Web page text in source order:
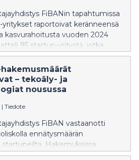
FiBANin tapahtumissa
raportoivat keränneensä
kasvurahoitusta vuoden 2024
95 startup-yritystä, jotka
tapahtumissa sijoittajille
vuoden 2024 aikana.
toteutettiin ensimmäistä kertaa.
– tekoäly- ja
nousussa
| Tiedote
FiBAN vastaanotti
ennätysmäärän
Hakemuksissa
tekoälyyn, kestävään energiaan